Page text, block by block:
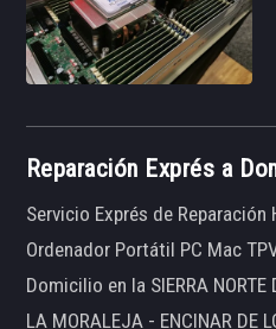
Reparación Exprés a
Servicio Exprés de
Ordenador Portátil PC Mac
Domicilio en la SIERRA NORTE
LA MORALEJA - ENCINAR DE